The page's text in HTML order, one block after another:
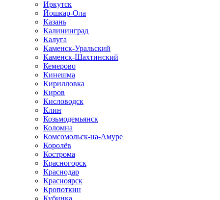
Иркутск
Йошкар-Ола
Казань
Калининград
Калуга
Каменск-Уральский
Каменск-Шахтинский
Кемерово
Кинешма
Кирилловка
Киров
Кисловодск
Клин
Козьмодемьянск
Коломна
Комсомольск-на-Амуре
Королёв
Кострома
Красногорск
Краснодар
Красноярск
Кропоткин
Кубинка